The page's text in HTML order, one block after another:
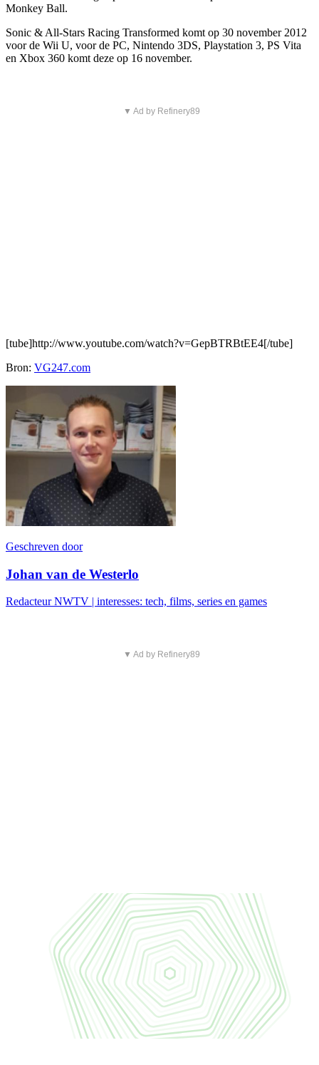
Monkey Ball.
Sonic & All-Stars Racing Transformed komt op 30 november 2012
voor de Wii U, voor de PC, Nintendo 3DS, Playstation 3, PS Vita
en Xbox 360 komt deze op 16 november.
▼ Ad by Refinery89
[tube]http://www.youtube.com/watch?v=GepBTRBtEE4[/tube]
Bron: VG247.com
Geschreven door
Johan van de Westerlo
Redacteur NWTV | interesses: tech, films, series en games
▼ Ad by Refinery89